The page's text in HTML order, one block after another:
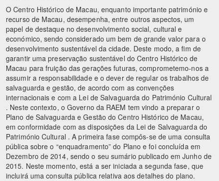
O Centro Histórico de Macau, enquanto importante património e
recurso de Macau, desempenha, entre outros aspectos, um
papel de destaque no desenvolvimento social, cultural e
económico, sendo considerado um bem de grande valor para o
desenvolvimento sustentável da cidade. Deste modo, a fim de
garantir uma preservação sustentável do Centro Histórico de
Macau para fruição das gerações futuras, comprometemo-nos a
assumir a responsabilidade e o dever de regular os trabalhos de
salvaguarda e gestão, de acordo com as convenções
internacionais e com a Lei de Salvaguarda do Património Cultural
. Neste contexto, o Governo da RAEM tem vindo a preparar o
Plano de Salvaguarda e Gestão do Centro Histórico de Macau,
em conformidade com as disposições da Lei de Salvaguarda do
Património Cultural . A primeira fase compôs-se de uma consulta
pública sobre o “enquadramento” do Plano e foi concluída em
Dezembro de 2014, sendo o seu sumário publicado em Junho de
2015. Neste momento, está a ser iniciada a segunda fase, que
incluirá uma consulta pública relativa aos detalhes do plano.